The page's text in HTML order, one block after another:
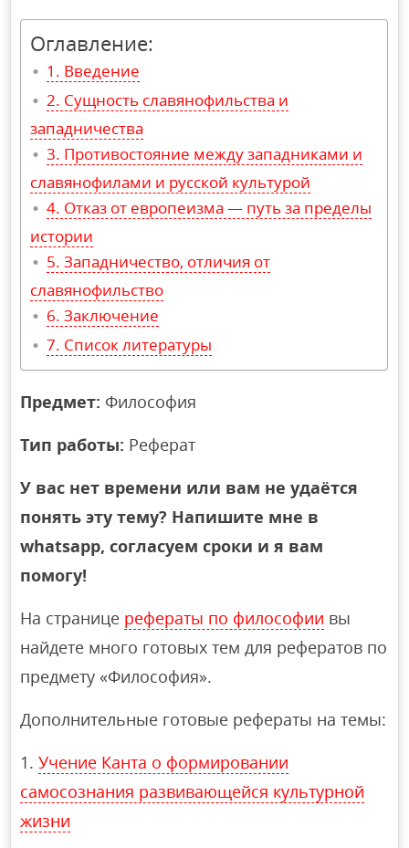
Оглавление:
Введение
Сущность славянофильства и
западничества
Противостояние между западниками и
славянофилами и русской культурой
Отказ от европеизма — путь за пределы
истории
Западничество, отличия от
славянофильство
Заключение
Список литературы
Предмет: Философия
Тип работы: Реферат
У вас нет времени или вам не удаётся
понять эту тему? Напишите мне в
whatsapp, согласуем сроки и я вам
помогу!
На странице рефераты по философии вы
найдете много готовых тем для рефератов по
предмету «Философия».
Дополнительные готовые рефераты на темы:
Учение Канта о формировании
самосознания развивающейся культурной
жизни